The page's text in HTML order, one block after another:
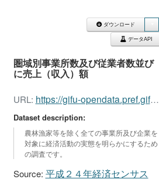
ダウンロード
データAPI
圏域別事業所数及び従業者数並び
に売上（収入）額
URL: https://gifu-opendata.pref.gifu.lg.jp/dataset/8cc9fade-2c81-40d9-a44d-8dc37e0172e9/resource/9713ed6b-db06-4d0c-b5fd-8ac6e219e9e7/download/keisen201210.xlsx
Dataset description:
農林漁家等を除く全ての事業所及び企業を
対象に経済活動の実態を明らかにするため
の調査です。
Source: 平成２４年経済センサス